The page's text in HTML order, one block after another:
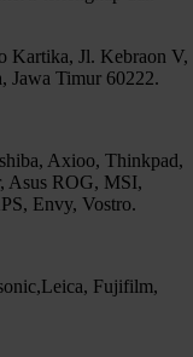
Kartika, Jl. Kebraon V,
Jawa Timur 60222.
Axioo, Thinkpad,
Asus ROG, MSI,
Envy, Vostro.
Fujifilm,